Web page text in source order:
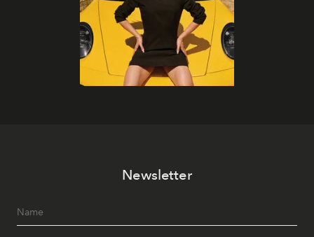
Newsletter